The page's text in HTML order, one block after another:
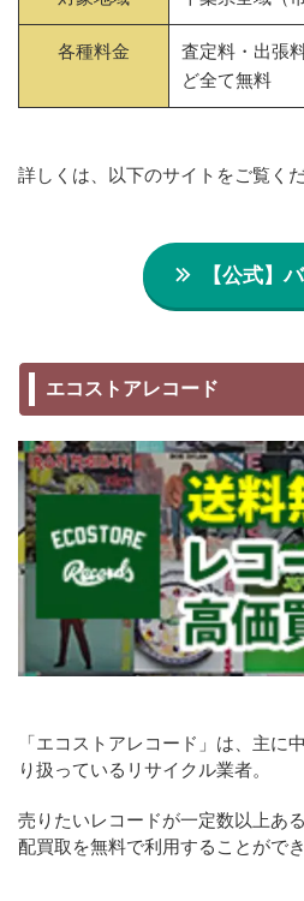
各種料金
査定料・出張
ど全て無料
詳しくは、以下のサイトをご覧くだ
【公式】
エコストアレコード
「エコストアレコード」は、主に
り扱っているリサイクル業者。
売りたいレコードが一定数以上あ
配買取を無料で利用することができ